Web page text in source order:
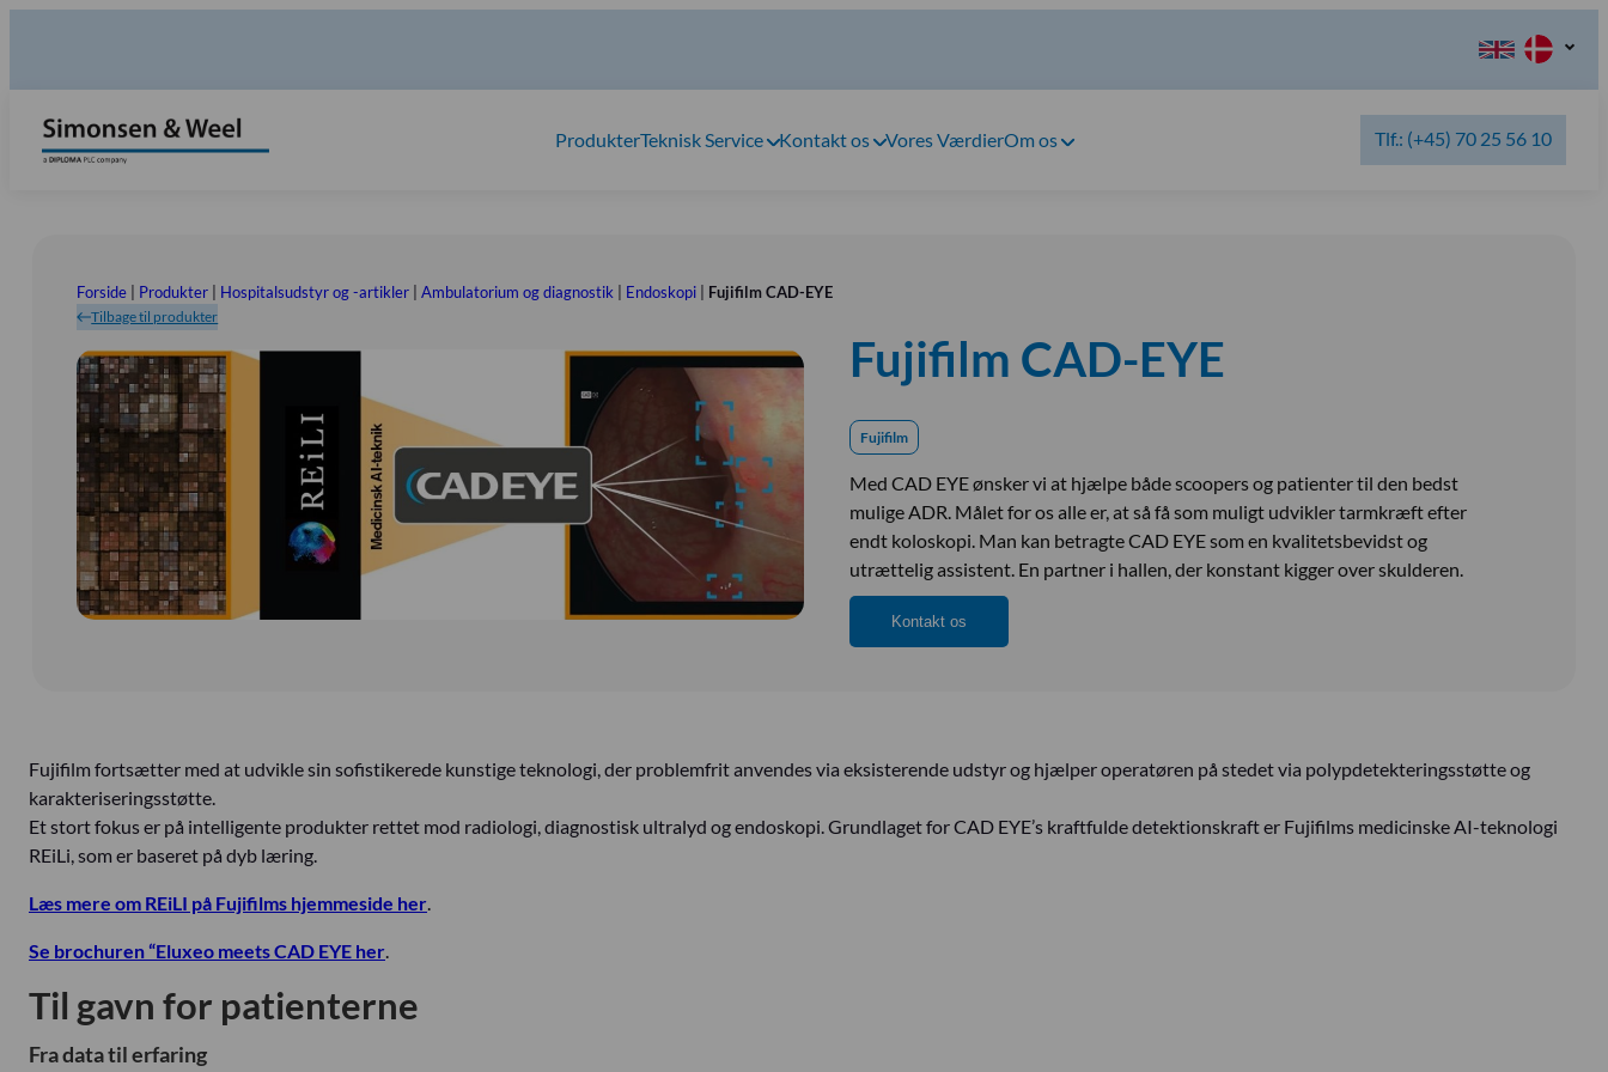
ProdukterTeknisk Service Kontakt os Vores VærdierOm os Tlf.: (+45) 70 25 56 10
Forside Produkter Hospitalsudstyr og -artikler |Ambulatorium og diagnostik Endoskopi Fujifilm CAD-EYE
Tilbage til produkter
Fujifilm CAD-EYE
Fujifilm
Med CAD EYE ønsker vi at hjælpe både scoopers og patienter til den bedst
mulige ADR. Målet for os alle er, at så få som muligt udvikler tarmkræft efter
endt koloskopi. Man kan betragte CAD EYE som en kvalitetsbevidst og
utrættelig assistent. En partner i hallen, der konstant kigger over skulderen.
Kontakt os
Fujifilm fortsætter med at udvikle sin sofistikerede kunstige teknologi, der problemfrit anvendes via eksisterende udstyr og hjælper operatøren på stedet via polypdetekteringsstøtte og
karakteriseringsstøtte.
Et stort fokus er på intelligente produkter rettet mod radiologi, diagnostisk ultralyd og endoskopi. Grundlaget for CAD EYE’s kraftfulde detektionskraft er Fujifilms medicinske AI-teknologi
REiLi, som er baseret på dyb læring.
Læs mere om REiLI på Fujifilms hjemmeside her.
Se brochuren “Eluxeo meets CAD EYE her.
Til gavn for patienterne
Fra data til erfaring